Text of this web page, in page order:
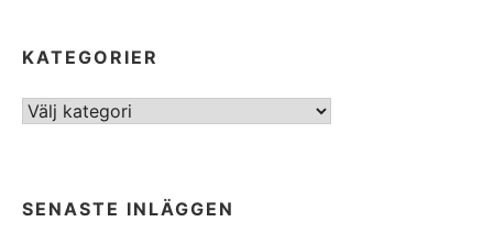
KATEGORIER
Kategorier
SENASTE INLÄGGEN